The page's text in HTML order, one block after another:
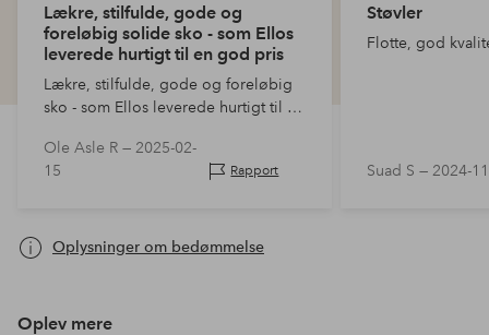
Lækre, stilfulde, gode og
foreløbig solide sko - som Ellos
leverede hurtigt til en god pris
Lækre, stilfulde, gode og foreløbig
sko - som Ellos leverede hurtigt til en
Ole Asle R — 2025-02-
15
Rapport
Støvler
Flotte, god
Suad S — 2024-
Oplysninger om bedømmelse
Oplev mere